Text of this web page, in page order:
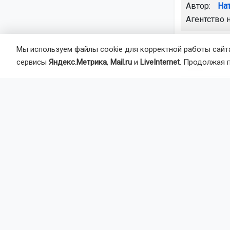
Автор:
Агентство
трасса
область
Мы используем файлы cookie для корректной работы
сервисы Яндекс.Метрика, Mail.ru и LiveInternet. Продолжая